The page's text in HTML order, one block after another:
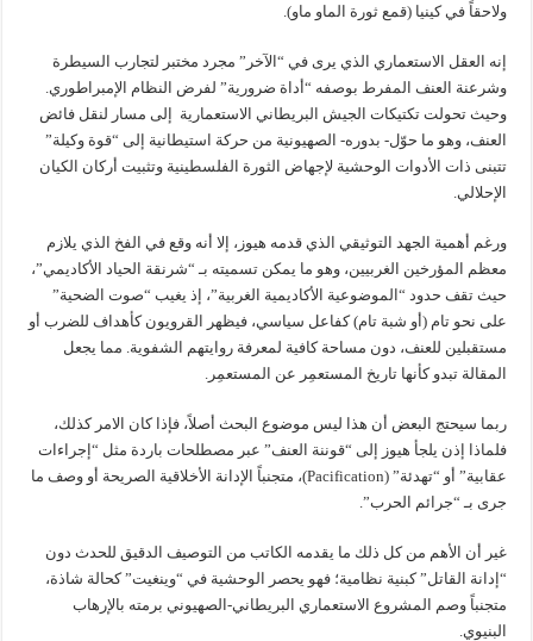
ولاحقاً في كينيا (قمع ثورة الماو ماو).
إنه العقل الاستعماري الذي يرى في “الآخر” مجرد مختبر لتجارب السيطرة
وشرعنة العنف المفرط بوصفه “أداة ضرورية” لفرض النظام الإمبراطوري.
وحيث تحولت تكتيكات الجيش البريطاني الاستعمارية إلى مسار لنقل فائض
العنف، وهو ما حوّل- بدوره- الصهيونية من حركة استيطانية إلى “قوة وكيلة”
تتبنى ذات الأدوات الوحشية لإجهاض الثورة الفلسطينية وتثبيت أركان الكيان
الإحلالي.
ورغم أهمية الجهد التوثيقي الذي قدمه هيوز، إلا أنه وقع في الفخ الذي يلازم
معظم المؤرخين الغربيين، وهو ما يمكن تسميته بـ “شرنقة الحياد الأكاديمي”،
حيث تقف حدود “الموضوعية الأكاديمية الغربية”، إذ يغيب “صوت الضحية”
على نحو تام (أو شبة تام) كفاعل سياسي، فيظهر القرويون كأهداف للضرب أو
مستقبلين للعنف، دون مساحة كافية لمعرفة روايتهم الشفوية. مما يجعل
المقالة تبدو كأنها تاريخ المستعمِر عن المستعمِر.
ربما سيحتج البعض أن هذا ليس موضوع البحث أصلاً، فإذا كان الامر كذلك،
فلماذا إذن يلجأ هيوز إلى “قوننة العنف” عبر مصطلحات باردة مثل “إجراءات
عقابية” أو “تهدئة” (Pacification)، متجنباً الإدانة الأخلاقية الصريحة أو وصف ما
جرى بـ “جرائم الحرب”.
غير أن الأهم من كل ذلك ما يقدمه الكاتب من التوصيف الدقيق للحدث دون
“إدانة القاتل” كبنية نظامية؛ فهو يحصر الوحشية في “وينغيت” كحالة شاذة،
متجنباً وصم المشروع الاستعماري البريطاني-الصهيوني برمته بالإرهاب
البنيوي.